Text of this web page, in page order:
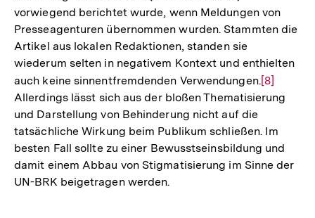
vorwiegend berichtet wurde, wenn Meldungen von
Presseagenturen übernommen wurden. Stammten die
Artikel aus lokalen Redaktionen, standen sie
wiederum selten in negativem Kontext und enthielten
auch keine sinnentfremdenden Verwendungen.Zur
Auflösung
Fußnote
[8]
Allerdings lässt sich aus der bloßen Thematisierung
und Darstellung von Behinderung nicht auf die
tatsächliche Wirkung beim Publikum schließen. Im
besten Fall sollte zu einer Bewusstseinsbildung und
damit einem Abbau von Stigmatisierung im Sinne der
UN-BRK beigetragen werden.